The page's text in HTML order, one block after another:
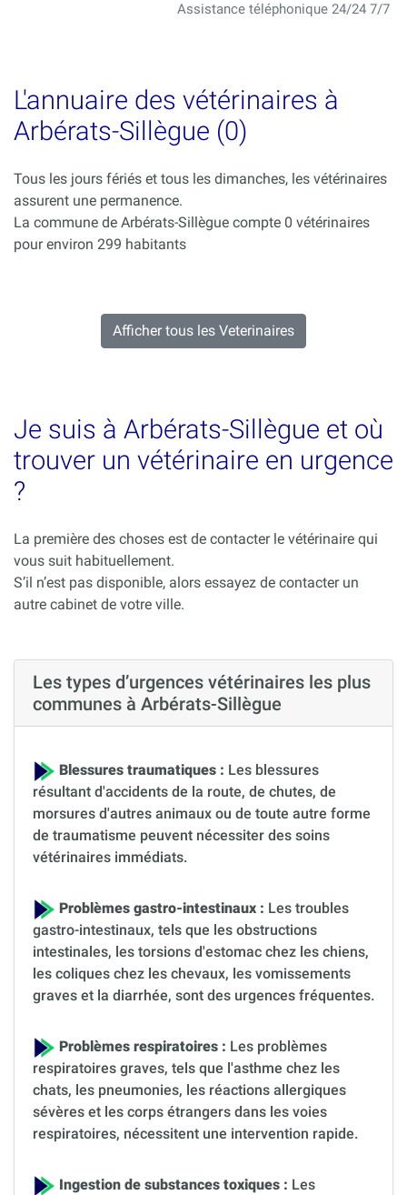
Assistance téléphonique 24/24 7/7
L'annuaire des vétérinaires à
Arbérats-Sillègue (0)
Tous les jours fériés et tous les dimanches, les vétérinaires
assurent une permanence.
La commune de Arbérats-Sillègue compte 0 vétérinaires
pour environ 299 habitants
Afficher tous les Veterinaires
Je suis à Arbérats-Sillègue et où
trouver un vétérinaire en urgence
?
La première des choses est de contacter le vétérinaire qui
vous suit habituellement.
S’il n’est pas disponible, alors essayez de contacter un
autre cabinet de votre ville.
Les types d’urgences vétérinaires les plus
communes à Arbérats-Sillègue
Blessures traumatiques : Les blessures
résultant d'accidents de la route, de chutes, de
morsures d'autres animaux ou de toute autre forme
de traumatisme peuvent nécessiter des soins
vétérinaires immédiats.
Problèmes gastro-intestinaux : Les troubles
gastro-intestinaux, tels que les obstructions
intestinales, les torsions d'estomac chez les chiens,
les coliques chez les chevaux, les vomissements
graves et la diarrhée, sont des urgences fréquentes.
Problèmes respiratoires : Les problèmes
respiratoires graves, tels que l'asthme chez les
chats, les pneumonies, les réactions allergiques
sévères et les corps étrangers dans les voies
respiratoires, nécessitent une intervention rapide.
Ingestion de substances toxiques : Les